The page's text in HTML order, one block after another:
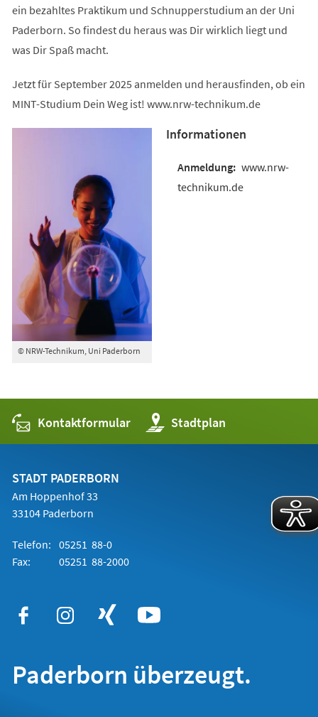
ein bezahltes Praktikum und Schnupperstudium an der Uni
Paderborn. So findest du heraus was Dir wirklich liegt und
was Dir Spaß macht.
Jetzt für September 2025 anmelden und herausfinden, ob ein
MINT-Studium Dein Weg ist! www.nrw-technikum.de
© NRW-Technikum, Uni Paderborn
Informationen
www.nrw-
technikum.de
Kontaktformular Stadtplan
(Öffnet
in
einem
STADT PADERBORN
Am Hoppenhof 33
33104 Paderborn
Telefon: 05251 88-0
Fax:
05251 88-2000
Paderborn überzeugt.